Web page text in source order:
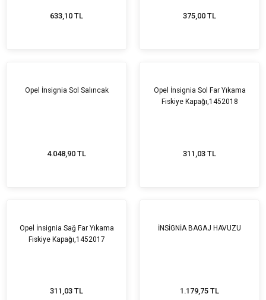
633,10 TL 375,00 TL
Opel İnsignia Sol Salıncak
4.048,90 TL
Opel İnsignia Sol Far Yıkama
Fiskiye Kapağı,1452018
311,03 TL
Opel İnsignia Sağ Far Yıkama
Fiskiye Kapağı,1452017
311,03 TL
İNSİGNİA BAGAJ HAVUZU
1.179,75 TL